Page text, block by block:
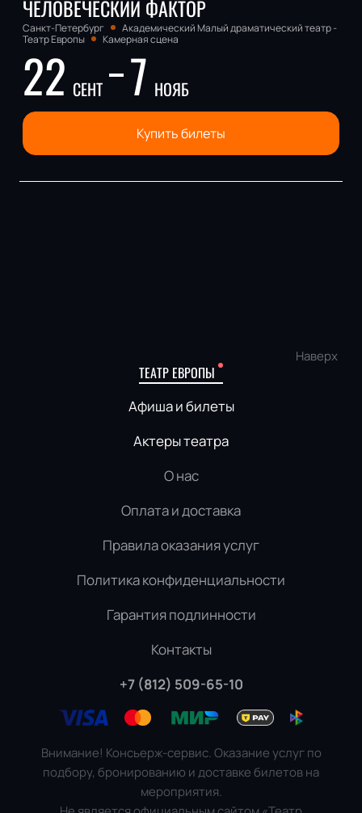
ЧЕЛОВЕЧЕСКИЙ ФАКТОР
Санкт-Петербург
Академический Малый драматический театр -
Театр Европы
Камерная сцена
22 СЕНТ 7 НОЯБ
Купить билеты
Наверх
ТЕАТР ЕВРОПЫ
Афиша и билеты
Актеры театра
О нас
Оплата и доставка
Правила оказания услуг
Политика конфиденциальности
Гарантия подлинности
Контакты
+7 (812) 509-65-10
Внимание! Консьерж-сервис. Оказание услуг по
подбору, бронированию и доставке билетов на
мероприятия.